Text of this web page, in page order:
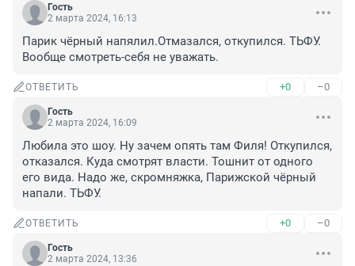
Гость
2 марта 2024, 16:13
Парик чёрный напялил.Отмазался, откупился. ТЬФУ.
Вообще смотреть-себя не уважать.
ОТВЕТИТЬ +0 –0
Гость
2 марта 2024, 16:09
Любила это шоу. Ну зачем опять там Филя! Откупился,
отказался. Куда смотрят власти. Тошнит от одного
его вида. Надо же, скромняжка, Парижской чёрный
напали. ТЬФУ.
ОТВЕТИТЬ +0 –0
Гость
2 марта 2024, 13:36